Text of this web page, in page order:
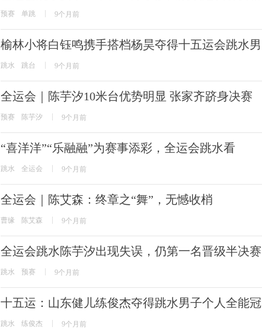
预赛 单跳 9个月前
榆林小将白钰鸣携手搭档杨昊夺得十五运会跳水男
跳水 跳台 9个月前
全运会｜陈芋汐10米台优势明显 张家齐跻身决赛
预赛 陈芋汐 9个月前
“喜洋洋”“乐融融”为赛事添彩，全运会跳水看
跳水 全运会 9个月前
全运会｜陈艾森：终章之“舞”，无憾收梢
曹缘 陈艾森 9个月前
全运会跳水陈芋汐出现失误，仍第一名晋级半决赛
跳水 预赛 9个月前
十五运：山东健儿练俊杰夺得跳水男子个人全能冠
跳水 练俊杰 9个月前